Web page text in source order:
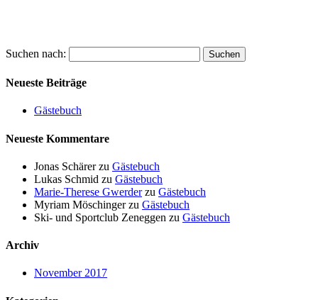
Suchen nach:
Neueste Beiträge
Gästebuch
Neueste Kommentare
Jonas Schärerzu Gästebuch
Lukas Schmid zu Gästebuch
Marie-Therese Gwerderzu Gästebuch
Myriam Möschingerzu Gästebuch
Ski- und Sportclub Zeneggen zu Gästebuch
Archiv
November 2017